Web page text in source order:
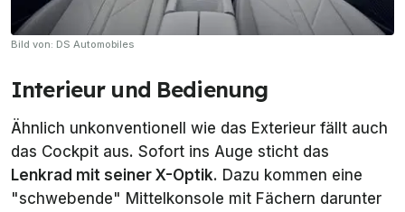
Bild von: DS Automobiles
Interieur und Bedienung
Ähnlich unkonventionell wie das Exterieur fällt auch
das Cockpit aus. Sofort ins Auge sticht das
Lenkrad mit seiner X-Optik. Dazu kommen eine
"schwebende" Mittelkonsole mit Fächern darunter